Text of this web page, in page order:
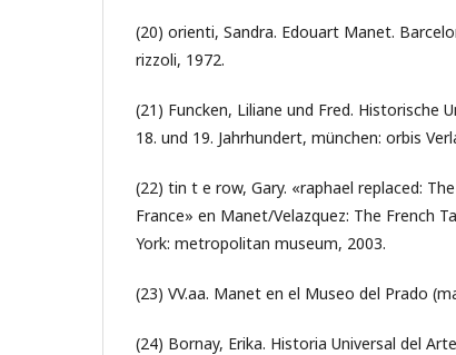
(20) orienti, Sandra. Edouart Manet.
rizzoli, 1972.
(21) Funcken, Liliane und Fred. Historische
18. und 19. Jahrhundert, münchen: orbis
(22) tin t e row, Gary. «raphael replaced:
France» en Manet/Velazquez: The French
York: metropolitan museum, 2003.
(23) VV.aa. Manet en el Museo del Prado
(24) Bornay, Erika. Historia Universal del